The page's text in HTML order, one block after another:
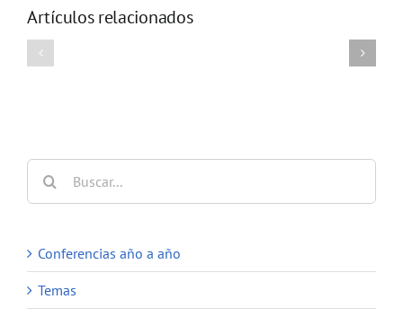
Artículos relacionados
1
Buscar:
Conferencias año a año
Temas